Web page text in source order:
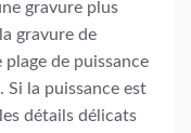
gravure plus
gravure de
plage de puissance
la puissance est
détails délicats